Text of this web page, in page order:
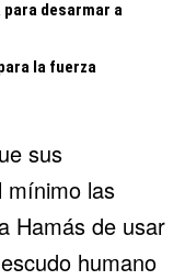
para desarmar a
la fuerza
sus
mínimo las
Hamás de usar
humano